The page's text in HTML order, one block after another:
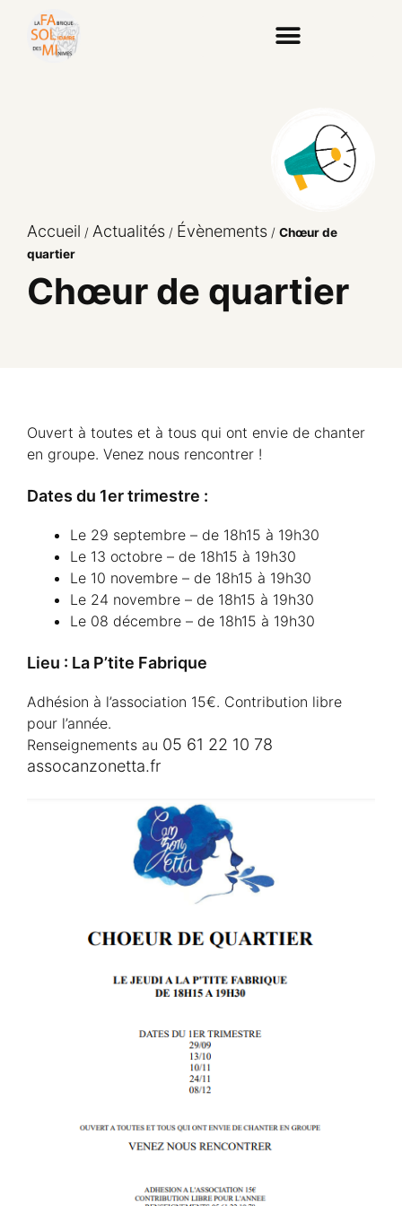
Accueil / Actualités / Évènements / Chœur de
quartier
Chœur de quartier
Ouvert à toutes et à tous qui ont envie de chanter
en groupe. Venez nous rencontrer !
Dates du 1er trimestre :
Le 29 septembre – de 18h15 à 19h30
Le 13 octobre – de 18h15 à 19h30
Le 10 novembre – de 18h15 à 19h30
Le 24 novembre – de 18h15 à 19h30
Le 08 décembre – de 18h15 à 19h30
Lieu : La P’tite Fabrique
Adhésion à l’association 15€. Contribution libre
pour l’année.
Renseignements au 05 61 22 10 78
assocanzonetta.fr